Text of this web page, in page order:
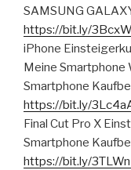
SAMSUNG
https://bit.ly/
iPhone
Meine Smartphone
Smartphone
https://bit.ly/
Final Cut Pro X
Smartphone
https://bit.ly/